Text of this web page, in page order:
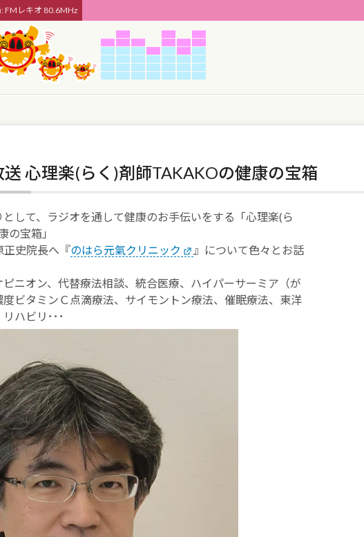
FMレキオ 80.6MHz
心理楽(らく)剤師TAKAKOの健康の宝箱
して、ラジオを通して健康のお手伝いをする「心理楽(ら
の宝箱」
正史院長へ『のはら元氣クリニック
』について色々とお話
ニオン、代替療法相談、統合医療、ハイパーサーミア（が
ビタミンＣ点滴療法、サイモントン療法、催眠療法、東洋
ハビリ･･･